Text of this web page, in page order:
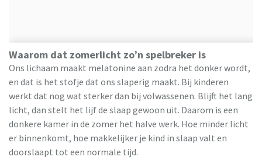
Waarom dat zomerlicht zo’n spelbreker is
Ons lichaam maakt melatonine aan zodra het donker wordt,
en dat is het stofje dat ons slaperig maakt. Bij kinderen
werkt dat nog wat sterker dan bij volwassenen. Blijft het lang
licht, dan stelt het lijf de slaap gewoon uit. Daarom is een
donkere kamer in de zomer het halve werk. Hoe minder licht
er binnenkomt, hoe makkelijker je kind in slaap valt en
doorslaapt tot een normale tijd.